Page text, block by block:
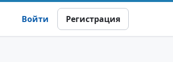
Войти Регистрация